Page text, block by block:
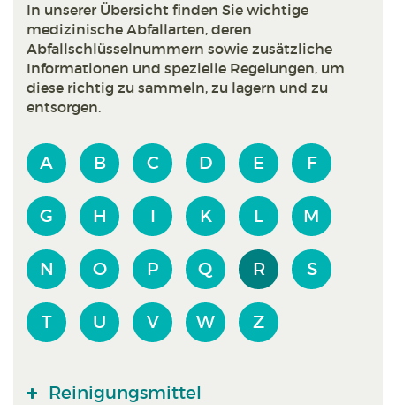
In unserer Übersicht finden Sie wichtige
medizinische Abfallarten, deren
Abfallschlüsselnummern sowie zusätzliche
Informationen und spezielle Regelungen, um
diese richtig zu sammeln, zu lagern und zu
entsorgen.
A B C D E F
G H I K L M
N O P Q R S
T U V W Z
Reinigungsmittel